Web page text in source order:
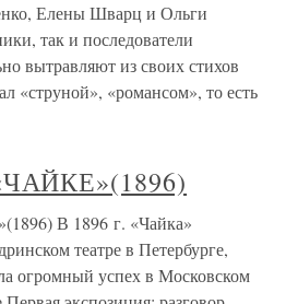
Елены Шварц и Ольги
так и последователи
вытравляют из своих стихов
«струной», «романсом», то есть
В 1896 г. «Чайка»
театре в Петербурге,
огромный успех в Московском